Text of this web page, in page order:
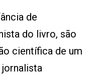
de
do livro, são
científica de um